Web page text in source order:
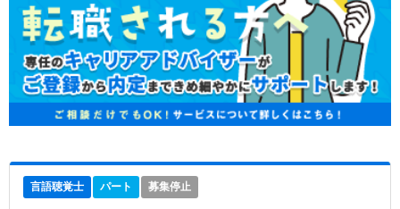
言語聴覚士 パート 募集停止